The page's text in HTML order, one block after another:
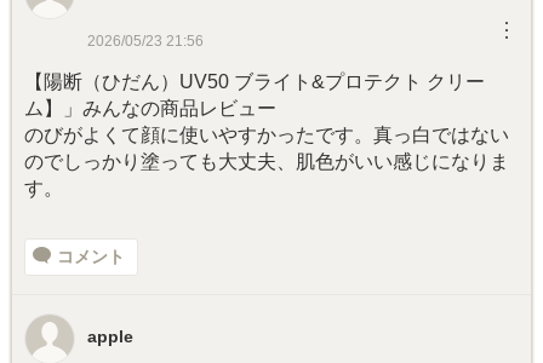
2026/05/23 21:56 ︙
【陽断（ひだん）UV50 ブライト&プロテクト クリー
ム】」みんなの商品レビュー
のびがよくて顔に使いやすかったです。真っ白ではない
のでしっかり塗っても大丈夫、肌色がいい感じになりま
す。
コメント
apple